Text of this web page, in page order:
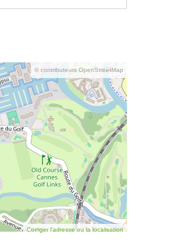
© contributeurs OpenStreetMap
Corriger l’adresse ou la localisation